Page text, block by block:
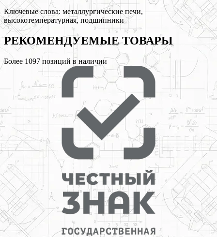
Ключевые слова: металлургические печи,
высокотемпературная, подшипники
РЕКОМЕНДУЕМЫЕТОВАРЫ
Более 1097 позиций в наличии